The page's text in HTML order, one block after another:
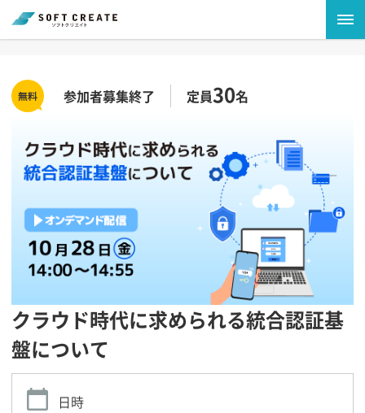
参加者募集終了 定員30名
クラウド時代に求められる統合認証基
盤について
日時